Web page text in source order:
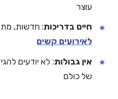
עוצר
חיים בדריכות: חדשות,
לאירועים קשים
אין גבולות: לא יודעים
של כולם